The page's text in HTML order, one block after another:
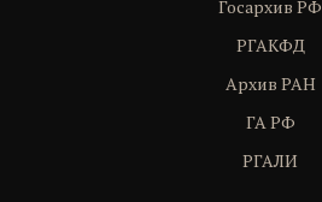
Госархив РФ
РГАКФД
Архив РАН
ГА РФ
РГАЛИ